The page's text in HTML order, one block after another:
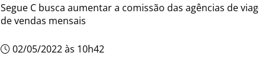
Segue C busca aumentar a comissão das agências de
de vendas mensais
02/05/2022 às 10h42